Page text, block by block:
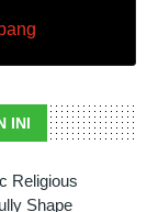
INI
Religious
Shape